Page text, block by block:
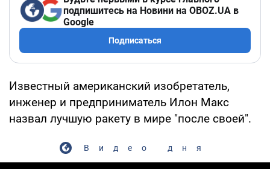
подпишитесь на Новини на OBOZ.UA в
Google
Подписаться
Известный американский изобретатель,
инженер и предприниматель Илон Макс
назвал лучшую ракету в мире "после своей".
Видео дня